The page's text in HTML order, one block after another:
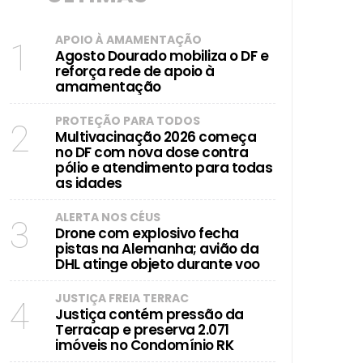
1 APOIO À AMAMENTAÇÃO
Agosto Dourado mobiliza o DF e
reforça rede de apoio à
amamentação
2 PROTEÇÃO PARA TODOS
Multivacinação 2026 começa
no DF com nova dose contra
pólio e atendimento para todas
as idades
3 ALERTA NOS CÉUS
Drone com explosivo fecha
pistas na Alemanha; avião da
DHL atinge objeto durante voo
4 JUSTIÇA FREIA TERRAC
Justiça contém pressão da
Terracap e preserva 2.071
imóveis no Condomínio RK